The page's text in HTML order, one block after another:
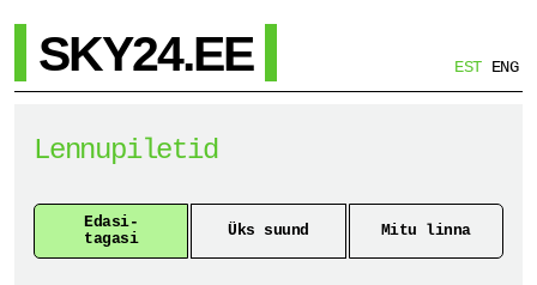
SKY24.EE EST ENG
Lennupiletid
Edasi-
tagasi
Üks suund Mitu linna